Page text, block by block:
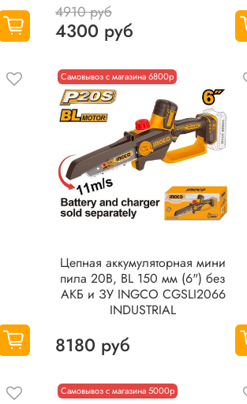
4910 руб
4300 руб
Самовывоз с магазина 6800р
Цепная аккумуляторная мини
пила 20В, BL 150 мм (6") без
АКБ и ЗУ INGCO CGSLI2066
INDUSTRIAL
8180 руб
Самовывоз с магазина 5000р